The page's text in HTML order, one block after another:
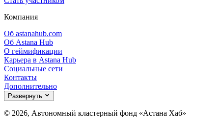
Компания
Об astanahub.com
Об Astana Hub
О геймификации
Карьера в Astana Hub
Социальные сети
Контакты
Дополнительно
Развернуть
© 2026, Автономный кластерный фонд «Астана Хаб»